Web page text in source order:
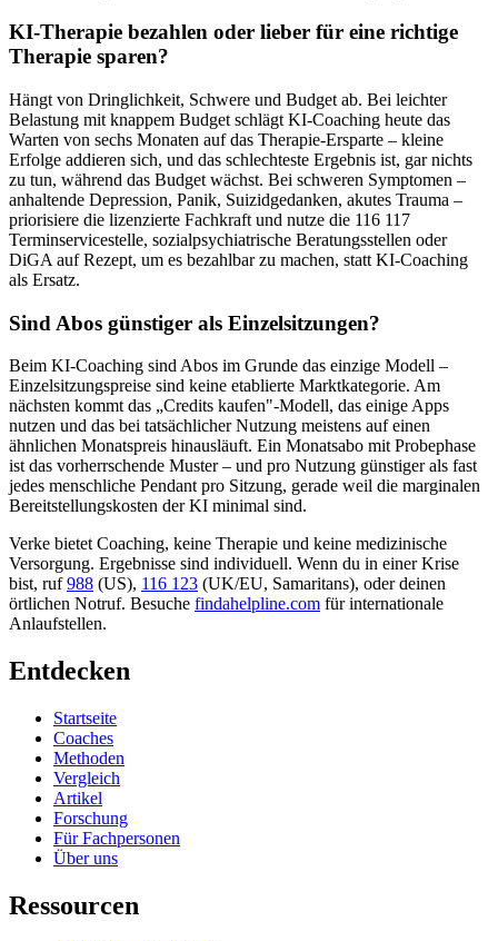
KI-Therapie bezahlen oder lieber für eine richtige
Therapie sparen?
Hängt von Dringlichkeit, Schwere und Budget ab. Bei leichter
Belastung mit knappem Budget schlägt KI-Coaching heute das
Warten von sechs Monaten auf das Therapie-Ersparte – kleine
Erfolge addieren sich, und das schlechteste Ergebnis ist, gar nichts
zu tun, während das Budget wächst. Bei schweren Symptomen –
anhaltende Depression, Panik, Suizidgedanken, akutes Trauma –
priorisiere die lizenzierte Fachkraft und nutze die 116 117
Terminservicestelle, sozialpsychiatrische Beratungsstellen oder
DiGA auf Rezept, um es bezahlbar zu machen, statt KI-Coaching
als Ersatz.
Sind Abos günstiger als Einzelsitzungen?
Beim KI-Coaching sind Abos im Grunde das einzige Modell –
Einzelsitzungspreise sind keine etablierte Marktkategorie. Am
nächsten kommt das „Credits kaufen"-Modell, das einige Apps
nutzen und das bei tatsächlicher Nutzung meistens auf einen
ähnlichen Monatspreis hinausläuft. Ein Monatsabo mit Probephase
ist das vorherrschende Muster – und pro Nutzung günstiger als fast
jedes menschliche Pendant pro Sitzung, gerade weil die marginalen
Bereitstellungskosten der KI minimal sind.
Verke bietet Coaching, keine Therapie und keine medizinische
Versorgung. Ergebnisse sind individuell. Wenn du in einer Krise
bist, ruf 988 (US), 116 123 (UK/EU, Samaritans), oder deinen
örtlichen Notruf. Besuche findahelpline.com für internationale
Anlaufstellen.
Entdecken
Startseite
Coaches
Methoden
Vergleich
Artikel
Forschung
Für Fachpersonen
Über uns
Ressourcen